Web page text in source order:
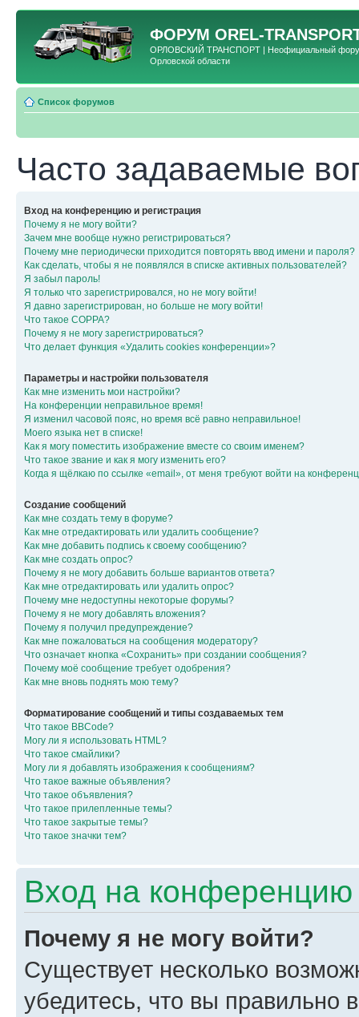
ФОРУМ OREL-
ОРЛОВСКИЙ ТРАНСПОРТ | Неофициальный форум
Орловской области
Список форумов
Часто задаваемые
Вход на конференцию и регистрация
Почему я не могу войти?
Зачем мне вообще нужно регистрироваться?
Почему мне периодически приходится повторять ввод имени и пароля?
Как сделать, чтобы я не появлялся в списке активных пользователей?
Я забыл пароль!
Я только что зарегистрировался, но не могу войти!
Я давно зарегистрирован, но больше не могу войти!
Что такое COPPA?
Почему я не могу зарегистрироваться?
Что делает функция «Удалить cookies конференции»?
Параметры и настройки пользователя
Как мне изменить мои настройки?
На конференции неправильное время!
Я изменил часовой пояс, но время всё равно неправильное!
Моего языка нет в списке!
Как я могу поместить изображение вместе со своим именем?
Что такое звание и как я могу изменить его?
Когда я щёлкаю по ссылке «email», от меня требуют войти на
Создание сообщений
Как мне создать тему в форуме?
Как мне отредактировать или удалить сообщение?
Как мне добавить подпись к своему сообщению?
Как мне создать опрос?
Почему я не могу добавить больше вариантов ответа?
Как мне отредактировать или удалить опрос?
Почему мне недоступны некоторые форумы?
Почему я не могу добавлять вложения?
Почему я получил предупреждение?
Как мне пожаловаться на сообщения модератору?
Что означает кнопка «Сохранить» при создании сообщения?
Почему моё сообщение требует одобрения?
Как мне вновь поднять мою тему?
Форматирование сообщений и типы создаваемых тем
Что такое BBCode?
Могу ли я использовать HTML?
Что такое смайлики?
Могу ли я добавлять изображения к сообщениям?
Что такое важные объявления?
Что такое объявления?
Что такое прилепленные темы?
Что такое закрытые темы?
Что такое значки тем?
Вход на конференцию
Почему я не могу войти?
Существует несколько
убедитесь, что вы правильно